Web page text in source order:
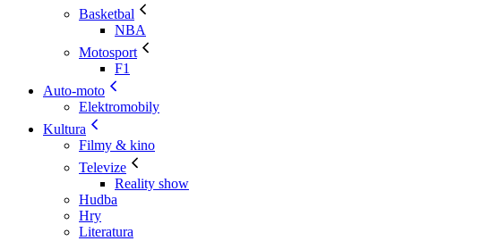
Basketbal
NBA
Motosport
F1
Auto-moto
Elektromobily
Kultura
Filmy & kino
Televize
Reality show
Hudba
Hry
Literatura